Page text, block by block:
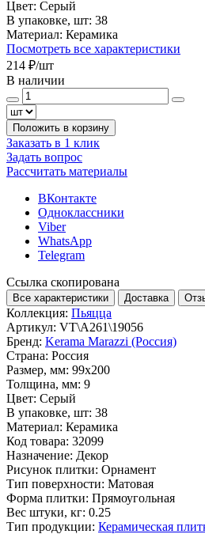
Цвет: Серый
В упаковке, шт: 38
Материал: Керамика
Посмотреть все характеристики
214 ₽/шт
В наличии
Положить в корзину
Заказать в 1 клик
Задать вопрос
Рассчитать материалы
ВКонтакте
Одноклассники
Viber
WhatsApp
Telegram
Ссылка скопирована
Все характеристики Доставка
Коллекция: Пьяцца
Артикул: VT\A261\19056
Бренд: Kerama Marazzi (Россия)
Страна: Россия
Размер, мм: 99x200
Толщина, мм: 9
Цвет: Серый
В упаковке, шт: 38
Материал: Керамика
Код товара: 32099
Назначение: Декор
Рисунок плитки: Орнамент
Тип поверхности: Матовая
Форма плитки: Прямоугольная
Вес штуки, кг: 0.25
Тип продукции: Керамическая